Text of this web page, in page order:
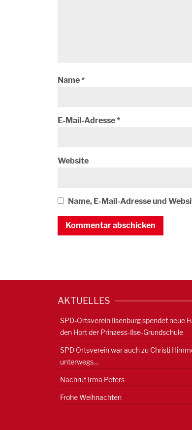
Name*
E-Mail-Adresse*
Website
Name, E-Mail-Adresse und
AKTUELLES
SPD-Ortsverein Ilsenburg spendet neue
den Hort der Prinzess-Ilse-Grundschule
SPD Ortsverein war auch zu Christi
unterwegs…
Nachruf Irma Peters
Frohe Weihnachten